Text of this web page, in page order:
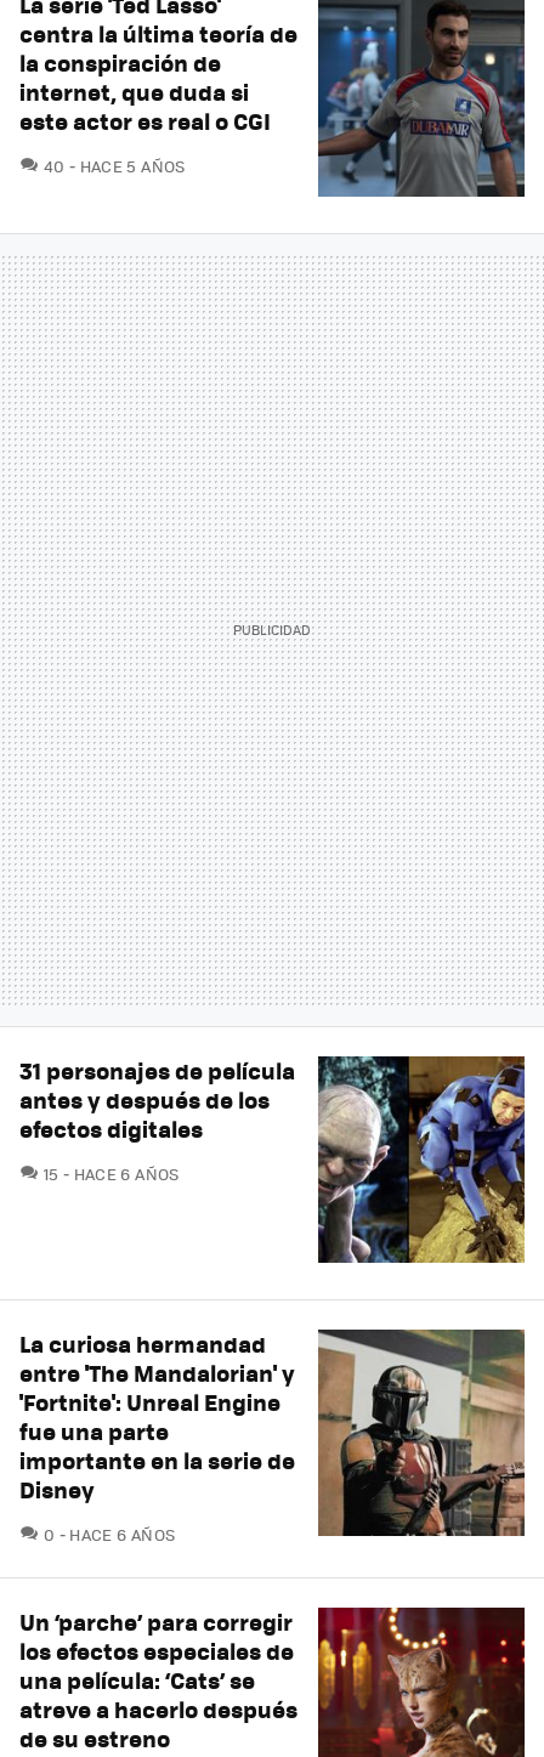
centra la última teoría de
la conspiración de
internet, que duda si
este actor es real o CGI
40 COMENTARIOS
HACE 5 AÑOS
31 personajes de película
antes y después de los
efectos digitales
15 COMENTARIOS
HACE 6 AÑOS
La curiosa hermandad
entre 'The Mandalorian' y
'Fortnite': Unreal Engine
fue una parte
importante en la serie de
Disney
0 COMENTARIOS
HACE 6 AÑOS
Un ‘parche’ para corregir
los efectos especiales de
una película: ‘Cats’ se
atreve a hacerlo después
de su estreno